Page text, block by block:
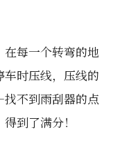
每一个转弯的地
时压线，压线的
不到雨刮器的点
到了满分！